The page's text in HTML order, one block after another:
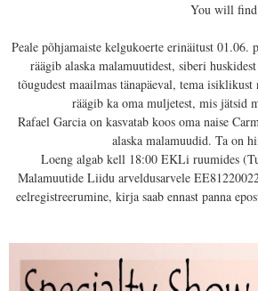
You will find
Peale põhjamaiste kelgukoerte erinäitust
räägib alaska malamuutidest, siberi
tõugudest maailmas tänapäeval, tema
räägib ka oma muljetest, mis jätsid
Rafael Garcia on kasvatab koos oma naise
alaska malamuudid. Ta on
Loeng algab kell 18:00 EKLi ruumides
Malamuutide Liidu arveldusarvele
eelregistreerumine, kirja saab ennast panna